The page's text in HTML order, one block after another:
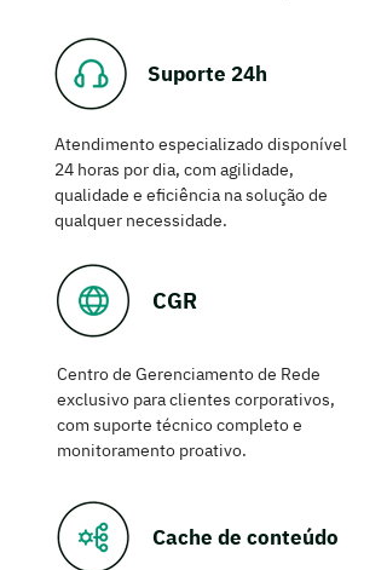
Suporte 24h
Atendimento especializado disponível
24 horas por dia, com agilidade,
qualidade e eficiência na solução de
qualquer necessidade.
CGR
Centro de Gerenciamento de Rede
exclusivo para clientes corporativos,
com suporte técnico completo e
monitoramento proativo.
Cache de conteúdo